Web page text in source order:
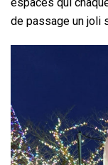
espaces qui
de passage un joli